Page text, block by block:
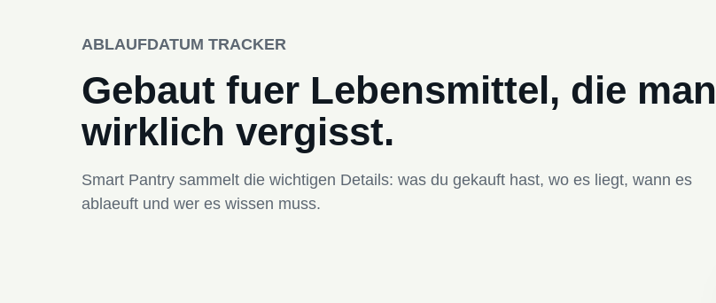
ABLAUFDATUM TRACKER
Gebaut fuer Lebensmittel, die man
wirklich vergisst.
Smart Pantry sammelt die wichtigen Details: was du gekauft hast, wo es liegt, wann es
ablaeuft und wer es wissen muss.